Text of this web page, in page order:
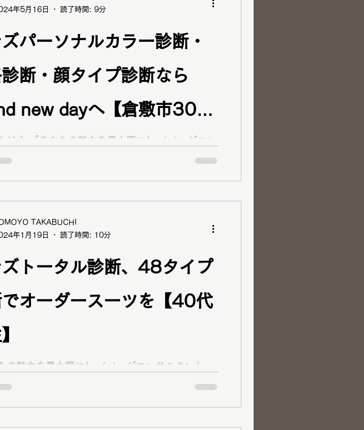
ズパーソナルカラー診断・
断・顔タイプ診断なら
new dayへ【倉敷市30代
客様事例】メンズパーソ
ラー診断岡山・倉敷
は！ 「あなたの魅力を最大限に」 イメージコン
カラーアナリスト ファッションカラー48タイプ
リスト 骨格診断ファッションアナリスト 骨格診
バイザー1級 顔タイプ似合うメイクアドバイザ
コース・アドバンスコース共に終了） 顔タイプ
ドバイザー の資格保有、アパレル経験から皆様
最大限に輝かせるお手伝いをさせていただいて
、 「メンズのトータル診断が受けられるサロン
わせの法則や理論に興味があった」と 16分類パ
カラー診断・骨格診断・メンズ顔タイプ診断・
ラー診断をご依頼くださいました！ ブログ掲載
ありがとうございます！ メンズパーソナルカラ
山・倉敷 パーソナルカラー ...
年5月16日
読了時間: 9分
ズトータル診断、48タイプ
オーダースーツを【40代
の魅力を最大限に」 イメージコンサルタント
リスト 骨格診断ファッションアナリスト 骨格診
TAKABUCHI
年1月19日
読了時間: 10分